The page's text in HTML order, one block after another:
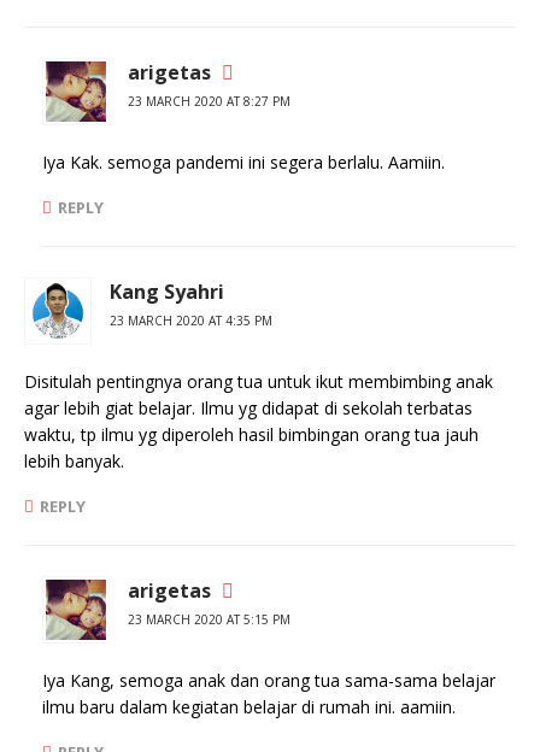
arigetas
23 MARCH 2020 AT 8:27 PM
Iya Kak. semoga pandemi ini segera berlalu. Aamiin.
REPLY
Kang Syahri
23 MARCH 2020 AT 4:35 PM
Disitulah pentingnya orang tua untuk ikut membimbing anak
agar lebih giat belajar. Ilmu yg didapat di sekolah terbatas
waktu, tp ilmu yg diperoleh hasil bimbingan orang tua jauh
lebih banyak.
REPLY
arigetas
23 MARCH 2020 AT 5:15 PM
Iya Kang, semoga anak dan orang tua sama-sama belajar
ilmu baru dalam kegiatan belajar di rumah ini. aamiin.